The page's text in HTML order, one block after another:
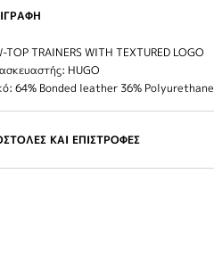
TOP TRAINERS WITH TEXTURED LOGO
HUGO
64% Bonded leather 36% Polyurethane
ΚΑΙ ΕΠΙΣΤΡΟΦΕΣ